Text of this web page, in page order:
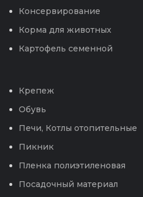
Консервирование
Корма для животных
Картофель семенной
Крепеж
Обувь
Печи, Котлы отопительные
Пикник
Пленка полиэтиленовая
Посадочный материал